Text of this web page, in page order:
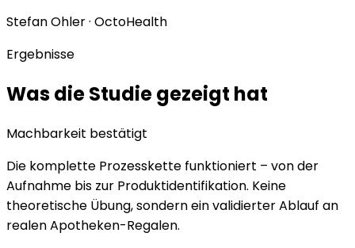
Stefan Ohler · OctoHealth
Ergebnisse
Was die Studie gezeigt hat
Machbarkeit bestätigt
Die komplette Prozesskette funktioniert – von der
Aufnahme bis zur Produktidentifikation. Keine
theoretische Übung, sondern ein validierter Ablauf an
realen Apotheken-Regalen.